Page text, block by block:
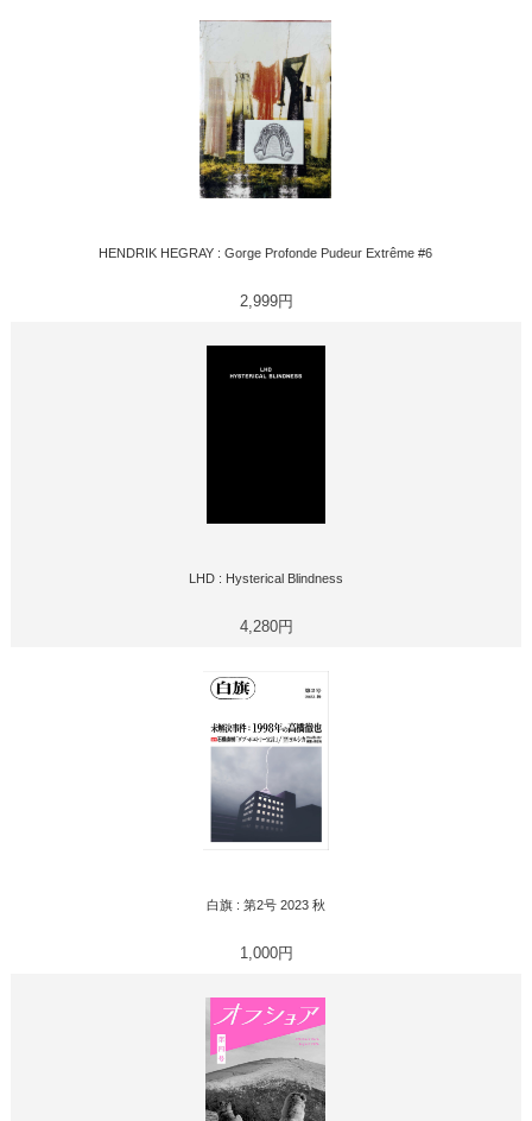
HENDRIK HEGRAY : Gorge Profonde Pudeur Extrême #6
2,999円
LHD : Hysterical Blindness
4,280円
白旗 : 第2号 2023 秋
1,000円